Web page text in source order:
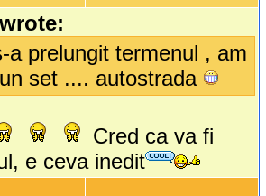
a prelungit termenul , am
set .... autostrada
Cred ca va fi
e ceva inedit